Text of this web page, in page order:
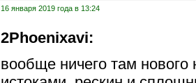
16 января 2019 года в 13:24
2Phoenixavi:
вообще ничего там нового